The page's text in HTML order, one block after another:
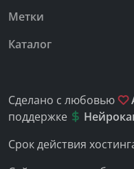
Метки
Каталог
Сделано с любовью
поддержке
Срок действия